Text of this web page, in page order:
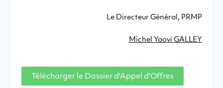
Le Directeur Général, PRMP
Michel Yaovi GALLEY
Télécharger le Dossier d'Appel d'Offres